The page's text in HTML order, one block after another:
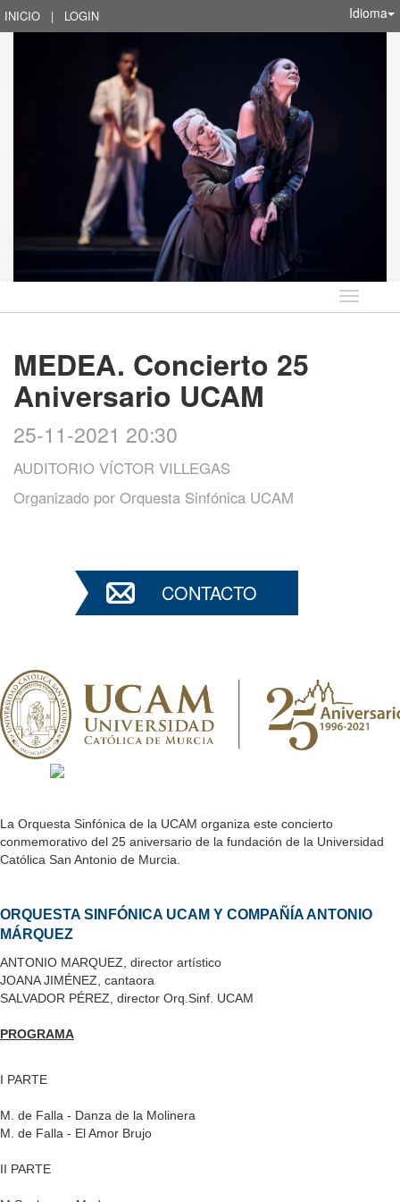
INICIO | LOGIN Idioma
Idioma
MEDEA. Concierto 25
Aniversario UCAM
25-11-2021 20:30
AUDITORIO VÍCTOR VILLEGAS
Organizado por Orquesta Sinfónica UCAM
CONTACTO
La Orquesta Sinfónica de la UCAM organiza este concierto
conmemorativo del 25 aniversario de la fundación de la Universidad
Católica San Antonio de Murcia.
ORQUESTA SINFÓNICA UCAM Y COMPAÑÍA ANTONIO
MÁRQUEZ
ANTONIO MARQUEZ, director artístico
JOANA JIMÉNEZ, cantaora
SALVADOR PÉREZ, director Orq.Sinf. UCAM
PROGRAMA
I PARTE
M. de Falla - Danza de la Molinera
M. de Falla - El Amor Brujo
II PARTE